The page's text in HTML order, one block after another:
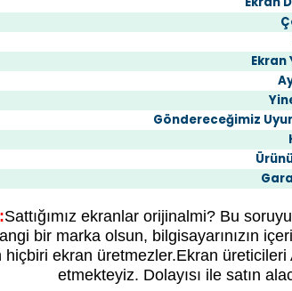
Ekran
Göndereceğimiz
Sattığımız ekranlar orijinalmi? Bu
bir marka olsun, bilgisayarınızın
hiçbiri ekran üretmezler.Ekran
etmekteyiz. Dolayısı ile satın